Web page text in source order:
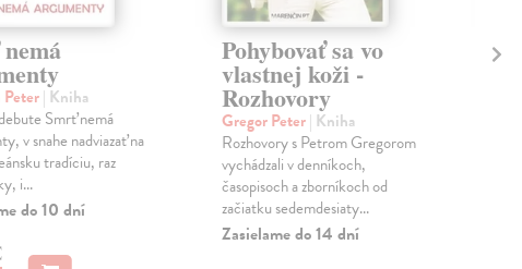
Peter| Kniha
Smrť nemá
v snahe nadviazať na
tradíciu, raz
i...
do 10 dní
Pohybovať sa vo
vlastnej koži -
Rozhovory
Gregor Peter| Kniha
Rozhovory s Petrom Gregorom
vychádzali v denníkoch,
časopisoch a zborníkoch od
začiatku sedemdesiaty...
Zasielame do 14 dní